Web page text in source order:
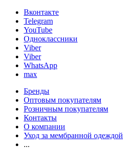
Вконтакте
Telegram
YouTube
Одноклассники
Viber
Viber
WhatsApp
max
Бренды
Оптовым покупателям
Розничным покупателям
Контакты
О компании
Уход за мембранной одеждой
...